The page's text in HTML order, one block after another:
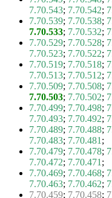
7.70.543; 7.70.542;
7.70.539; 7.70.538;
7.70.533; 7.70.532;
7.70.529; 7.70.528;
7.70.523; 7.70.522;
7.70.519; 7.70.518;
7.70.513; 7.70.512;
7.70.509; 7.70.508;
7.70.503; 7.70.502;
7.70.499; 7.70.498;
7.70.493; 7.70.492;
7.70.489; 7.70.488;
7.70.483; 7.70.481 ;
7.70.479; 7.70.478;
7.70.472; 7.70.471 ;
7.70.469; 7.70.468;
7.70.463; 7.70.462;
7.70.459; 7.70.458;